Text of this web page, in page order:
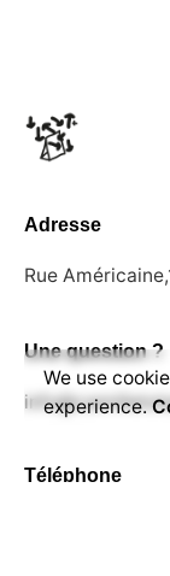
Adresse
Rue
Une question ?
Téléphone
We use
experience.